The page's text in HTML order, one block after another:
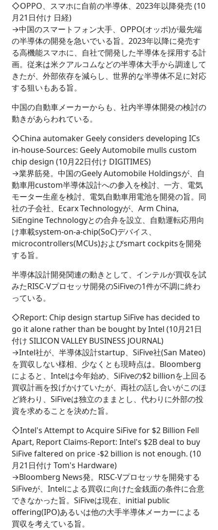
◇OPPO、スマホに自前の半導体、2023年以降発売 (10
月21日付け 日経)
→中国のスマートフォン大手、OPPO(オッポ)が最先端
の半導体の開発を急いでいる旨。2023年以降に発売す
る高機能スマホに、自社で開発した半導体を採用する計
画。従来は米クアルコムなどの半導体大手から調達して
きたが、外部依存を減らし、世界的な半導体不足に対応
する狙いもある旨。
中国の自動車メーカーからも、社内半導体開発の検討の
動きがあらわれている。
◇China automaker Geely considers developing ICs
in-house-Sources: Geely Automobile mulls custom
chip design (10月22日付け DIGITIMES)
→業界筋発。中国のGeely Automobile Holdingsが、自
動車用custom半導体設計への参入を検討、一方、電気
モーター生産を検討、電気自動車用電池を開発の旨。同
社の子会社、Ecarx Technologyが、Arm China,
SiEngine Technologyとの合弁を設立、自動運転応用向
け車載system-on-a-chip(SoC)デバイス、
microcontrollers(MCUs)およびsmart cockpitsを開発
する旨。
半導体設計開発関連の動きとして、インテルが買収を試
みたRISC-Vプロセッサ開発のSiFiveの1件が不調に終わ
っている。
◇Report: Chip design startup SiFive has decided to
go it alone rather than be bought by Intel (10月21日
付け SILICON VALLEY BUSINESS JOURNAL)
→Intel社が、半導体設計startup、SiFive社(San Mateo)
を買収しない様相、少なくとも現時点は。Bloomberg
によると、Intelは今年始め、SiFiveの$2 billionを上回る
買収計画を投げかけていたが、両社の話し合いがこのほ
ど終わり、SiFiveは独立のままとし、代わりに外部の投
資を求めることを決めた旨。
◇Intel's Attempt to Acquire SiFive for $2 Billion Fell
Apart, Report Claims-Report: Intel's $2B deal to buy
SiFive faltered on price -$2 billion is not enough. (10
月21日付け Tom's Hardware)
→Bloomberg News発。RISC-Vプロセッサを開発する
SiFiveが、Intelによる買収に向けた金銭面の条件に合意
できなかった旨。SiFiveは現在、initial public
offering(IPO)あるいは他の大手半導体メーカーによる
買収を考えている旨。